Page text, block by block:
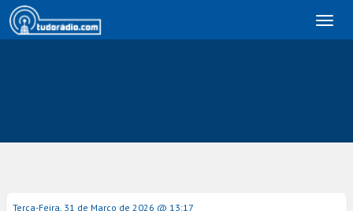
Terça-Feira, 31 de Março de 2026 @ 13:17